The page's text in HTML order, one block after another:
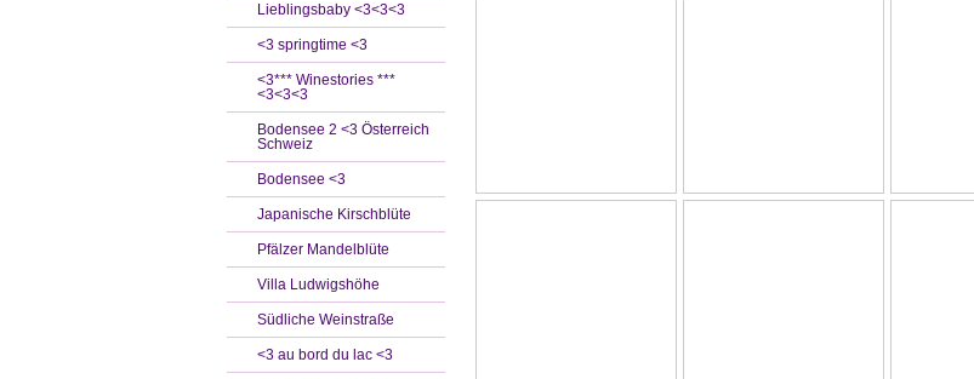
Lieblingsbaby <3<3<3
<3 springtime <3
<3*** Winestories ***
<3<3<3
Bodensee 2 <3 Österreich
Schweiz
Bodensee <3
Japanische Kirschblüte
Pfälzer Mandelblüte
Villa Ludwigshöhe
Südliche Weinstraße
<3 au bord du lac <3